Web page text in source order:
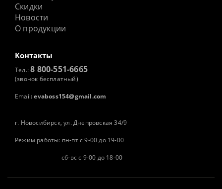
Скидки
Новости
О продукции
Контакты
Тел.:8 800-551-6665
(звонок бесплатный)
Email: evaboss154@gmail.com
г. Новосибирск, ул. Днепровская 34/9
Режим работы: пн-пт с 9-00 до 19-00
сб-вс с 9-00 до 18-00